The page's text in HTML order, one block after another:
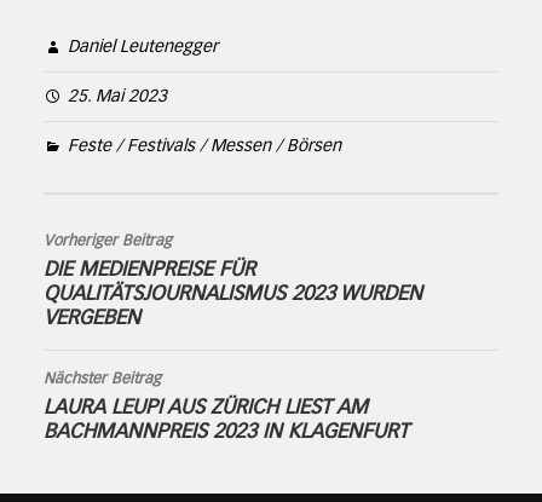
Daniel Leutenegger
25. Mai 2023
Feste / Festivals / Messen / Börsen
Vorheriger Beitrag
DIE MEDIENPREISE FÜR
QUALITÄTSJOURNALISMUS 2023 WURDEN
VERGEBEN
Nächster Beitrag
LAURA LEUPI AUS ZÜRICH LIEST AM
BACHMANNPREIS 2023 IN KLAGENFURT